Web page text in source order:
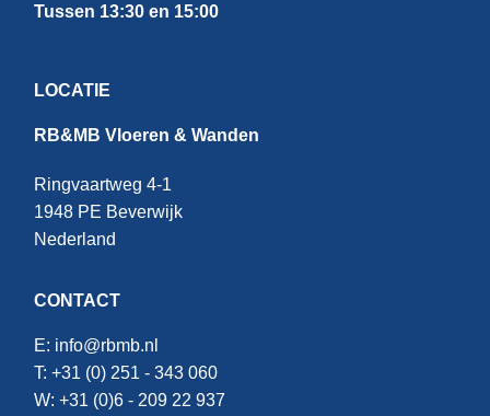
Tussen 13:30 en 15:00
LOCATIE
RB&MB Vloeren & Wanden
Ringvaartweg 4-1
1948 PE Beverwijk
Nederland
CONTACT
E: info@rbmb.nl
T: +31 (0) 251 - 343 060
W: +31 (0)6 - 209 22 937